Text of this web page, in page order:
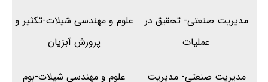
مدیریت صنعتی- تحقیق در
عملیات
علوم و مهندسی شیلات-تکثیر و
پرورش آبزیان
مدیریت صنعتی- مدیریت
علوم و مهندسی شیلات-بوم